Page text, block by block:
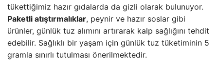
tükettiğimiz hazır gıdalarda da gizli olarak bulunuyor.
Paketli atıştırmalıklar, peynir ve hazır soslar gibi
ürünler, günlük tuz alımını artırarak kalp sağlığını tehdit
edebilir. Sağlıklı bir yaşam için günlük tuz tüketiminin 5
gramla sınırlı tutulması önerilmektedir.